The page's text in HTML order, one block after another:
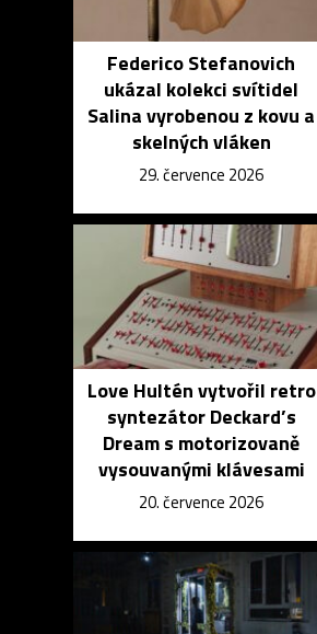
Federico Stefanovich
ukázal kolekci svítidel
Salina vyrobenou z kovu a
skelných vláken
29. července 2026
Love Hultén vytvořil retro
syntezátor Deckard’s
Dream s motorizovaně
vysouvanými klávesami
20. července 2026